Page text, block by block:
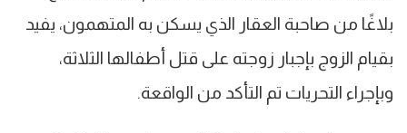
بلاغًا من صاحبة العقار الذي يسكن به المتهمون، يفيد
بقيام الزوج بإجبار زوجته على قتل أطفالها الثلاثة،
وبإجراء التحريات تم التأكد من الواقعة.